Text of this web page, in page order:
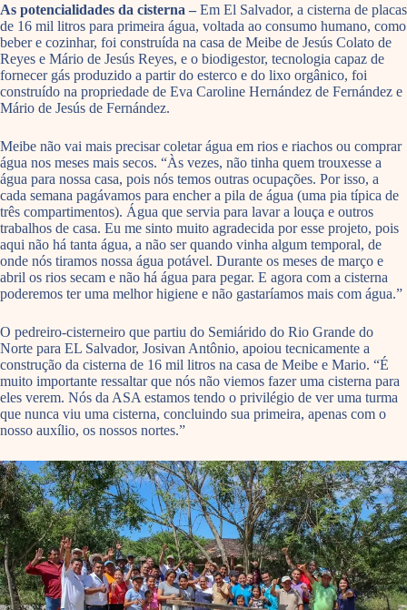
As potencialidades da cisterna – Em El Salvador, a cisterna de placas
de 16 mil litros para primeira água, voltada ao consumo humano, como
beber e cozinhar, foi construída na casa de Meibe de Jesús Colato de
Reyes e Mário de Jesús Reyes, e o biodigestor, tecnologia capaz de
fornecer gás produzido a partir do esterco e do lixo orgânico, foi
construído na propriedade de Eva Caroline Hernández de Fernández e
Mário de Jesús de Fernández.
Meibe não vai mais precisar coletar água em rios e riachos ou comprar
água nos meses mais secos. “Às vezes, não tinha quem trouxesse a
água para nossa casa, pois nós temos outras ocupações. Por isso, a
cada semana pagávamos para encher a pila de água (uma pia típica de
três compartimentos). Água que servia para lavar a louça e outros
trabalhos de casa. Eu me sinto muito agradecida por esse projeto, pois
aqui não há tanta água, a não ser quando vinha algum temporal, de
onde nós tiramos nossa água potável. Durante os meses de março e
abril os rios secam e não há água para pegar. E agora com a cisterna
poderemos ter uma melhor higiene e não gastaríamos mais com água.”
O pedreiro-cisterneiro que partiu do Semiárido do Rio Grande do
Norte para EL Salvador, Josivan Antônio, apoiou tecnicamente a
construção da cisterna de 16 mil litros na casa de Meibe e Mario. “É
muito importante ressaltar que nós não viemos fazer uma cisterna para
eles verem. Nós da ASA estamos tendo o privilégio de ver uma turma
que nunca viu uma cisterna, concluindo sua primeira, apenas com o
nosso auxílio, os nossos nortes.”